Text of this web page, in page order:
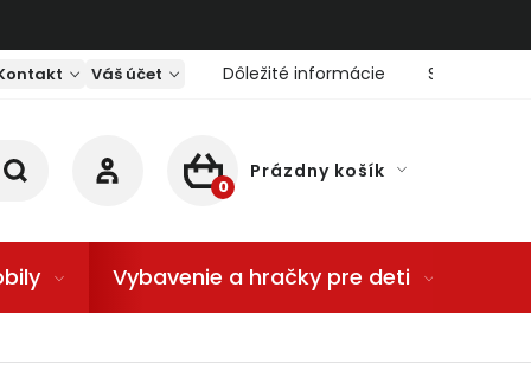
Váš účet Dôležité informácie Servis
NÁKUPNÝ KOŠÍK
Prázdny košík
Vybavenie a hračky pre deti